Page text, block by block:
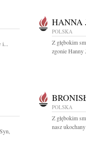
i...
HANNA
POLSKA
Z głębokim
zgonie Hanny
POLSKA
Z głębokim
nasz